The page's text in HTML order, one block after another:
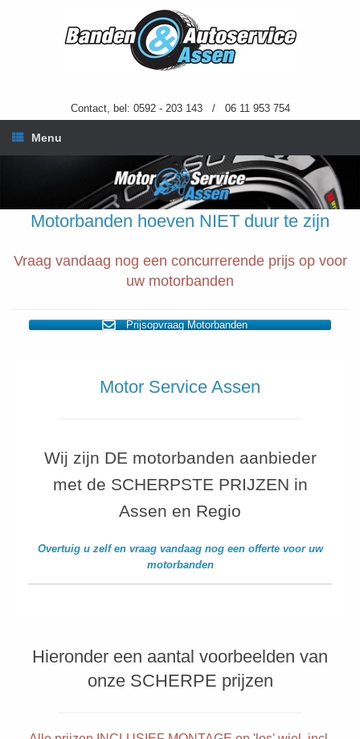
Contact, bel: 0592 - 203 143 / 06 11 953 754
Menu
Motorbanden hoeven NIET duur te zijn
Vraag vandaag nog een concurrerende prijs op voor
uw motorbanden
Prijsopvraag Motorbanden
Motor Service Assen
Wij zijn DE motorbanden aanbieder
met de SCHERPSTE PRIJZEN in
Assen en Regio
Overtuig u zelf en vraag vandaag nog een offerte voor uw
motorbanden
Hieronder een aantal voorbeelden van
onze SCHERPE prijzen